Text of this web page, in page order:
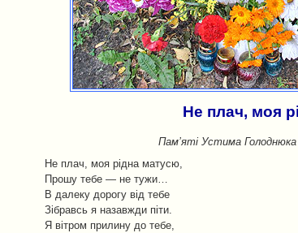
Не плач, моя
Пам’яті Устима Голоднюка
Не плач, моя рідна матусю,
Прошу тебе — не тужи…
В далеку дорогу від тебе
Зібравсь я назавжди піти.
Я вітром прилину до тебе,